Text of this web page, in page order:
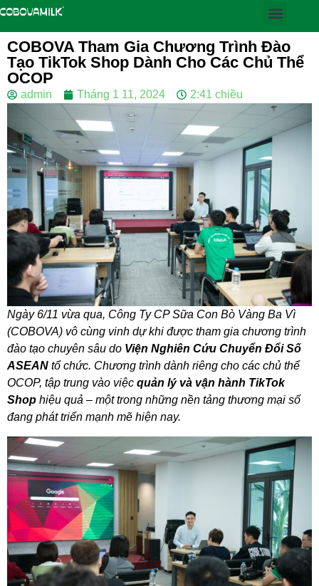
COBOVA Tham Gia Chương Trình Đào
Tạo TikTok Shop Dành Cho Các Chủ Thể
OCOP
admin Tháng 1 11, 2024 2:41 chiều
Ngày 6/11 vừa qua, Công Ty CP Sữa Con Bò Vàng Ba Vì
(COBOVA) vô cùng vinh dự khi được tham gia chương trình
đào tạo chuyên sâu do Viện Nghiên Cứu Chuyển Đổi Số
ASEAN tổ chức. Chương trình dành riêng cho các chủ thể
OCOP, tập trung vào việc quản lý và vận hành TikTok
Shop hiệu quả – một trong những nền tảng thương mại số
đang phát triển mạnh mẽ hiện nay.